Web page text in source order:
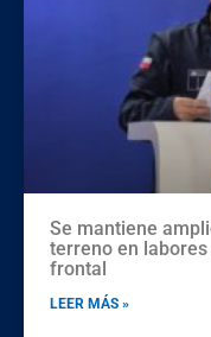
Se mantiene
terreno en
frontal
LEER MÁS »